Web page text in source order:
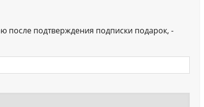
после подтверждения подписки подарок, -